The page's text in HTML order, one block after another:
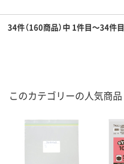
34件（160商品）中 1件目～34件目
このカテゴリーの人気商品